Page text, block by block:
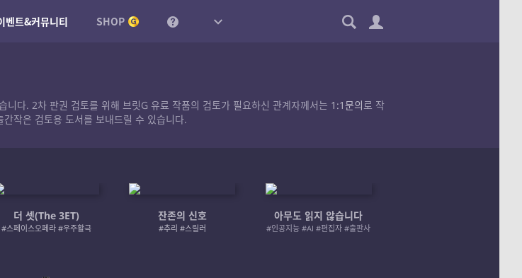
벤트&커뮤니티 SHOP
다. 2차 판권 검토를 위해 브릿G 유료 작품의 검토가 필요하신 관계자께서는 1:1문의로 작
작은 검토용 도서를 보내드릴 수 있습니다.
더 셋(The 3ET)
#스페이스오페라 #우주활극
잔존의 신호
#추리 #스릴러
아무도 읽지 않습니다
#인공지능 #AI #편집자 #출판사